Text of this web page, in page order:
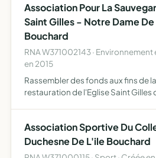
Association Pour La
Saint Gilles - Notre Dame De
Bouchard
RNA W371002143 ·
en 2015
Rassembler des fonds aux fins de
restauration de l'Eglise Saint Gilles
historiques…
Association Sportive Du
Duchesne De L'ile Bouchard